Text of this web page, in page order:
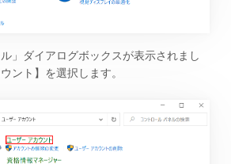
ル」ダイアログボックスが表示されまし
ント】を選択します。